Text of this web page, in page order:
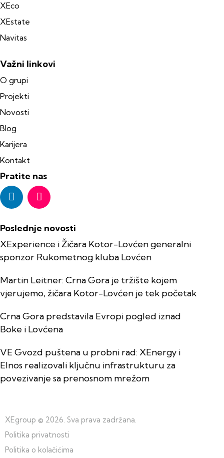
XEco
XEstate
Navitas
Važni linkovi
O grupi
Projekti
Novosti
Blog
Karijera
Kontakt
Pratite nas
Poslednje novosti
XExperience i Žičara Kotor-Lovćen generalni
sponzor Rukometnog kluba Lovćen
Martin Leitner: Crna Gora je tržište kojem
vjerujemo, žičara Kotor-Lovćen je tek početak
Crna Gora predstavila Evropi pogled iznad
Boke i Lovćena
VE Gvozd puštena u probni rad: XEnergy i
Elnos realizovali ključnu infrastrukturu za
povezivanje sa prenosnom mrežom
XEgroup © 2026. Sva prava zadržana.
Politika privatnosti
Politika o kolačićima